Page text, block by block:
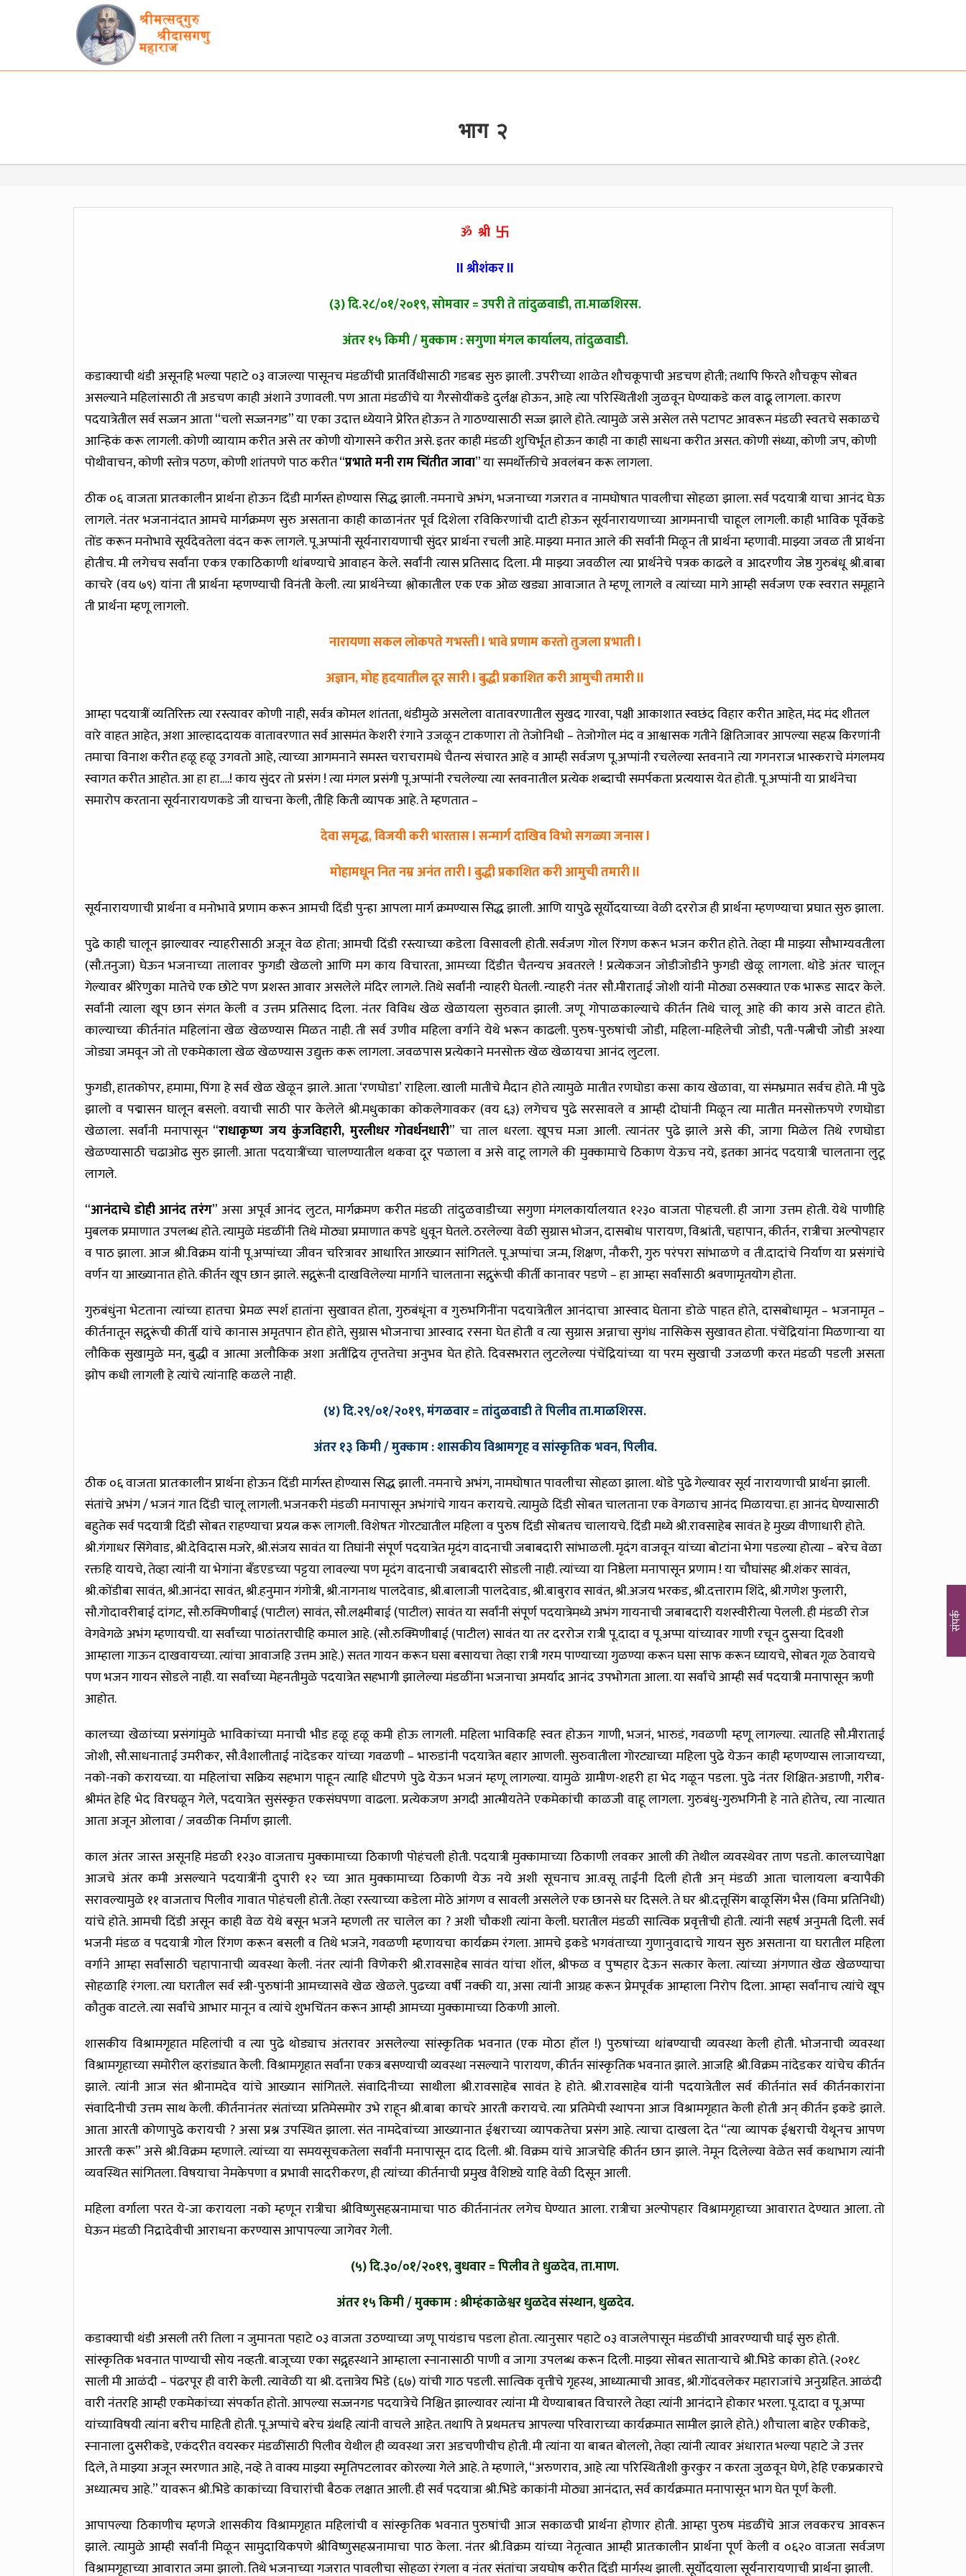
भाग २
ॐ श्री 卐
ll श्रीशंकर ll
(३) दि.२८/०१/२०१९, सोमवार = उपरी ते तांदुळवाडी, ता.माळशिरस.
अंतर १५ किमी / मुक्काम : सगुणा मंगल कार्यालय, तांदुळवाडी.
कडाक्याची थंडी असूनहि भल्या पहाटे ०३ वाजल्या पासूनच मंडळींची प्रातर्विधीसाठी गडबड सुरु झाली. उपरीच्या शाळेत शौचकूपाची अडचण होती; तथापि फिरते शौचकूप सोबत
असल्याने महिलांसाठी ती अडचण काही अंशाने उणावली. पण आता मंडळींचे या गैरसोयींकडे दुर्लक्ष होऊन, आहे त्या परिस्थितीशी जुळवून घेण्याकडे कल वाढू लागला. कारण
पदयात्रेतील सर्व सज्जन आता “चलो सज्जनगड” या एका उदात्त ध्येयाने प्रेरित होऊन ते गाठण्यासाठी सज्ज झाले होते. त्यामुळे जसे असेल तसे पटापट आवरून मंडळी स्वतःचे सकाळचे
आन्हिकं करू लागली. कोणी व्यायाम करीत असे तर कोणी योगासने करीत असे. इतर काही मंडळी शुचिर्भूत होऊन काही ना काही साधना करीत असत. कोणी संध्या, कोणी जप, कोणी
पोथीवाचन, कोणी स्तोत्र पठण, कोणी शांतपणे पाठ करीत “प्रभाते मनी राम चिंतीत जावा” या समर्थोक्तीचे अवलंबन करू लागला.
ठीक ०६ वाजता प्रातःकालीन प्रार्थना होऊन दिंडी मार्गस्त होण्यास सिद्ध झाली. नमनाचे अभंग, भजनाच्या गजरात व नामघोषात पावलीचा सोहळा झाला. सर्व पदयात्री याचा आनंद घेऊ
लागले. नंतर भजनानंदात आमचे मार्गक्रमण सुरु असताना काही काळानंतर पूर्व दिशेला रविकिरणांची दाटी होऊन सूर्यनारायणाच्या आगमनाची चाहूल लागली. काही भाविक पूर्वेकडे
तोंड करून मनोभावे सूर्यदेवतेला वंदन करू लागले. पू.अप्पांनी सूर्यनारायणाची सुंदर प्रार्थना रचली आहे. माझ्या मनात आले की सर्वांनी मिळून ती प्रार्थना म्हणावी. माझ्या जवळ ती प्रार्थना
होतीच. मी लगेचच सर्वांना एकत्र एकाठिकाणी थांबण्याचे आवाहन केले. सर्वांनी त्यास प्रतिसाद दिला. मी माझ्या जवळील त्या प्रार्थनेचे पत्रक काढले व आदरणीय जेष्ठ गुरुबंधू श्री.बाबा
काचरे (वय ७९) यांना ती प्रार्थना म्हणण्याची विनंती केली. त्या प्रार्थनेच्या श्लोकातील एक एक ओळ खड्या आवाजात ते म्हणू लागले व त्यांच्या मागे आम्ही सर्वजण एक स्वरात समूहाने
ती प्रार्थना म्हणू लागलो.
नारायणा सकल लोकपते गभस्ती l भावे प्रणाम करतो तुजला प्रभाती l
अज्ञान, मोह हृदयातील दूर सारी l बुद्धी प्रकाशित करी आमुची तमारी ll
आम्हा पदयात्रीं व्यतिरिक्त त्या रस्त्यावर कोणी नाही, सर्वत्र कोमल शांतता, थंडीमुळे असलेला वातावरणातील सुखद गारवा, पक्षी आकाशात स्वछंद विहार करीत आहेत, मंद मंद शीतल
वारे वाहत आहेत, अशा आल्हाददायक वातावरणात सर्व आसमंत केशरी रंगाने उजळून टाकणारा तो तेजोनिधी – तेजोगोल मंद व आश्वासक गतीने क्षितिजावर आपल्या सहस्र किरणांनी
तमाचा विनाश करीत हळू हळू उगवतो आहे, त्याच्या आगमनाने समस्त चराचरामधे चैतन्य संचारत आहे व आम्ही सर्वजण पू.अप्पांनी रचलेल्या स्तवनाने त्या गगनराज भास्कराचे मंगलमय
स्वागत करीत आहोत. आ हा हा….! काय सुंदर तो प्रसंग ! त्या मंगल प्रसंगी पू.अप्पांनी रचलेल्या त्या स्तवनातील प्रत्येक शब्दाची समर्पकता प्रत्ययास येत होती. पू.अप्पांनी या प्रार्थनेचा
समारोप करताना सूर्यनारायणकडे जी याचना केली, तीहि किती व्यापक आहे. ते म्हणतात –
देवा समृद्ध, विजयी करी भारतास l सन्मार्ग दाखिव विभो सगळ्या जनास l
मोहामधून नित नम्र अनंत तारी l बुद्धी प्रकाशित करी आमुची तमारी ll
सूर्यनारायणाची प्रार्थना व मनोभावे प्रणाम करून आमची दिंडी पुन्हा आपला मार्ग क्रमण्यास सिद्ध झाली. आणि यापुढे सूर्योदयाच्या वेळी दररोज ही प्रार्थना म्हणण्याचा प्रघात सुरु झाला.
पुढे काही चालून झाल्यावर न्याहरीसाठी अजून वेळ होता; आमची दिंडी रस्त्याच्या कडेला विसावली होती. सर्वजण गोल रिंगण करून भजन करीत होते. तेव्हा मी माझ्या सौभाग्यवतीला
(सौ.तनुजा) घेऊन भजनाच्या तालावर फुगडी खेळलो आणि मग काय विचारता, आमच्या दिंडीत चैतन्यच अवतरले ! प्रत्येकजन जोडीजोडीने फुगडी खेळू लागला. थोडे अंतर चालून
गेल्यावर श्रीरेणुका मातेचे एक छोटे पण प्रशस्त आवार असलेले मंदिर लागले. तिथे सर्वांनी न्याहरी घेतली. न्याहरी नंतर सौ.मीराताई जोशी यांनी मोठ्या ठसक्यात एक भारूड सादर केले.
सर्वांनी त्याला खूप छान संगत केली व उत्तम प्रतिसाद दिला. नंतर विविध खेळ खेळायला सुरुवात झाली. जणू गोपाळकाल्याचे कीर्तन तिथे चालू आहे की काय असे वाटत होते.
काल्याच्या कीर्तनांत महिलांना खेळ खेळण्यास मिळत नाही. ती सर्व उणीव महिला वर्गाने येथे भरून काढली. पुरुष-पुरुषांची जोडी, महिला-महिलेची जोडी, पती-पत्नीची जोडी अश्या
जोड्या जमवून जो तो एकमेकाला खेळ खेळण्यास उद्युक्त करू लागला. जवळपास प्रत्येकाने मनसोक्त खेळ खेळायचा आनंद लुटला.
फुगडी, हातकोपर, हमामा, पिंगा हे सर्व खेळ खेळून झाले. आता ‘रणघोडा’ राहिला. खाली मातीचे मैदान होते त्यामुळे मातीत रणघोडा कसा काय खेळावा, या संमभ्रमात सर्वच होते. मी पुढे
झालो व पद्मासन घालून बसलो. वयाची साठी पार केलेले श्री.मधुकाका कोकलेगावकर (वय ६३) लगेचच पुढे सरसावले व आम्ही दोघांनी मिळून त्या मातीत मनसोक्तपणे रणघोडा
खेळाला. सर्वांनी मनापासून “राधाकृष्ण जय कुंजविहारी, मुरलीधर गोवर्धनधारी” चा ताल धरला. खूपच मजा आली. त्यानंतर पुढे झाले असे की, जागा मिळेल तिथे रणघोडा
खेळण्यासाठी चढाओढ सुरु झाली. आता पदयात्रींच्या चालण्यातील थकवा दूर पळाला व असे वाटू लागले की मुक्कामाचे ठिकाण येऊच नये, इतका आनंद पदयात्री चालताना लुटू
लागले.
“आनंदाचे डोही आनंद तरंग” असा अपूर्व आनंद लुटत, मार्गक्रमण करीत मंडळी तांदुळवाडीच्या सगुणा मंगलकार्यालयात १२३० वाजता पोहचली. ही जागा उत्तम होती. येथे पाणीहि
मुबलक प्रमाणात उपलब्ध होते. त्यामुळे मंडळींनी तिथे मोठ्या प्रमाणात कपडे धुवून घेतले. ठरलेल्या वेळी सुग्रास भोजन, दासबोध पारायण, विश्रांती, चहापान, कीर्तन, रात्रीचा अल्पोपहार
व पाठ झाला. आज श्री.विक्रम यांनी पू.अप्पांच्या जीवन चरित्रावर आधारित आख्यान सांगितले. पू.अप्पांचा जन्म, शिक्षण, नौकरी, गुरु परंपरा सांभाळणे व ती.दादांचे निर्याण या प्रसंगांचे
वर्णन या आख्यानात होते. कीर्तन खूप छान झाले. सद्गुरूंनी दाखविलेल्या मार्गाने चालताना सद्गुरूंची कीर्ती कानावर पडणे – हा आम्हा सर्वांसाठी श्रवणामृतयोग होता.
गुरुबंधुंना भेटताना त्यांच्या हातचा प्रेमळ स्पर्श हातांना सुखावत होता, गुरुबंधूंना व गुरुभगिनींना पदयात्रेतील आनंदाचा आस्वाद घेताना डोळे पाहत होते, दासबोधामृत – भजनामृत –
कीर्तनातून सद्गुरूंची कीर्ती यांचे कानास अमृतपान होत होते, सुग्रास भोजनाचा आस्वाद रसना घेत होती व त्या सुग्रास अन्नाचा सुगंध नासिकेस सुखावत होता. पंचेंद्रियांना मिळणाऱ्या या
लौकिक सुखामुळे मन, बुद्धी व आत्मा अलौकिक अशा अतींद्रिय तृप्ततेचा अनुभव घेत होते. दिवसभरात लुटलेल्या पंचेंद्रियांच्या या परम सुखाची उजळणी करत मंडळी पडली असता
झोप कधी लागली हे त्यांचे त्यांनाहि कळले नाही.
(४) दि.२९/०१/२०१९, मंगळवार = तांदुळवाडी ते पिलीव ता.माळशिरस.
अंतर १३ किमी / मुक्काम : शासकीय विश्रामगृह व सांस्कृतिक भवन, पिलीव.
ठीक ०६ वाजता प्रातःकालीन प्रार्थना होऊन दिंडी मार्गस्त होण्यास सिद्ध झाली. नमनाचे अभंग, नामघोषात पावलीचा सोहळा झाला. थोडे पुढे गेल्यावर सूर्य नारायणाची प्रार्थना झाली.
संतांचे अभंग / भजनं गात दिंडी चालू लागली. भजनकरी मंडळी मनापासून अभंगांचे गायन करायचे. त्यामुळे दिंडी सोबत चालताना एक वेगळाच आनंद मिळायचा. हा आनंद घेण्यासाठी
बहुतेक सर्व पदयात्री दिंडी सोबत राहण्याचा प्रयत्न करू लागली. विशेषतः गोरट्यातील महिला व पुरुष दिंडी सोबतच चालायचे. दिंडी मध्ये श्री.रावसाहेब सावंत हे मुख्य वीणाधारी होते.
श्री.गंगाधर सिंगेवाड, श्री.देविदास मजरे, श्री.संजय सावंत या तिघांनी संपूर्ण पदयात्रेत मृदंग वादनाची जबाबदारी सांभाळली. मृदंग वाजवून यांच्या बोटांना भेगा पडल्या होत्या – बरेच वेळा
रक्तहि यायचे, तेव्हा त्यांनी या भेगांना बँडएडच्या पट्टया लावल्या पण मृदंग वादनाची जबाबदारी सोडली नाही. त्यांच्या या निष्ठेला मनापासून प्रणाम ! या चौघांसह श्री.शंकर सावंत,
श्री.कोंडीबा सावंत, श्री.आनंदा सावंत, श्री.हनुमान गंगोत्री, श्री.नागनाथ पालदेवाड, श्री.बालाजी पालदेवाड, श्री.बाबुराव सावंत, श्री.अजय भरकड, श्री.दत्ताराम शिंदे, श्री.गणेश फुलारी,
सौ.गोदावरीबाई दांगट, सौ.रुक्मिणीबाई (पाटील) सावंत, सौ.लक्ष्मीबाई (पाटील) सावंत या सर्वांनी संपूर्ण पदयात्रेमध्ये अभंग गायनाची जबाबदारी यशस्वीरीत्या पेलली. ही मंडळी रोज
वेगवेगळे अभंग म्हणायची. या सर्वांच्या पाठांतराचीहि कमाल आहे. (सौ.रुक्मिणीबाई (पाटील) सावंत या तर दररोज रात्री पू.दादा व पू.अप्पा यांच्यावर गाणी रचून दुसऱ्या दिवशी
आम्हाला गाऊन दाखवायच्या. त्यांचा आवाजहि उत्तम आहे.) सतत गायन करून घसा बसायचा तेव्हा रात्री गरम पाण्याच्या गुळण्या करून घसा साफ करून घ्यायचे, सोबत गूळ ठेवायचे
पण भजन गायन सोडले नाही. या सर्वांच्या मेहनतीमुळे पदयात्रेत सहभागी झालेल्या मंडळींना भजनाचा अमर्याद आनंद उपभोगता आला. या सर्वांचे आम्ही सर्व पदयात्री मनापासून ऋणी
आहोत.
कालच्या खेळांच्या प्रसंगांमुळे भाविकांच्या मनाची भीड हळू हळू कमी होऊ लागली. महिला भाविकहि स्वतः होऊन गाणी, भजनं, भारुडं, गवळणी म्हणू लागल्या. त्यातहि सौ.मीराताई
जोशी, सौ.साधनाताई उमरीकर, सौ.वैशालीताई नांदेडकर यांच्या गवळणी – भारुडांनी पदयात्रेत बहार आणली. सुरुवातीला गोरट्याच्या महिला पुढे येऊन काही म्हणण्यास लाजायच्या,
नको-नको करायच्या. या महिलांचा सक्रिय सहभाग पाहून त्याहि धीटपणे पुढे येऊन भजनं म्हणू लागल्या. यामुळे ग्रामीण-शहरी हा भेद गळून पडला. पुढे नंतर शिक्षित-अडाणी, गरीब-
श्रीमंत हेहि भेद विरघळून गेले, पदयात्रेत सुसंस्कृत एकसंघपणा वाढला. प्रत्येकजण अगदी आत्मीयतेने एकमेकांची काळजी वाहू लागला. गुरुबंधु-गुरुभगिनी हे नाते होतेच, त्या नात्यात
आता अजून ओलावा / जवळीक निर्माण झाली.
काल अंतर जास्त असूनहि मंडळी १२३० वाजताच मुक्कामाच्या ठिकाणी पोहंचली होती. पदयात्री मुक्कामाच्या ठिकाणी लवकर आली की तेथील व्यवस्थेवर ताण पडतो. कालच्यापेक्षा
आजचे अंतर कमी असल्याने पदयात्रींनी दुपारी १२ च्या आत मुक्कामाच्या ठिकाणी येऊ नये अशी सूचनाच आ.वसू ताईंनी दिली होती अन् मंडळी आता चालायला बऱ्यापैकी
सरावल्यामुळे ११ वाजताच पिलीव गावात पोहंचली होती. तेव्हा रस्त्याच्या कडेला मोठे आंगण व सावली असलेले एक छानसे घर दिसले. ते घर श्री.दत्तूसिंग बाळूसिंग भैस (विमा प्रतिनिधी)
यांचे होते. आमची दिंडी असून काही वेळ येथे बसून भजने म्हणली तर चालेल का ? अशी चौकशी त्यांना केली. घरातील मंडळी सात्विक प्रवृत्तीची होती. त्यांनी सहर्ष अनुमती दिली. सर्व
भजनी मंडळ व पदयात्री गोल रिंगण करून बसली व तिथे भजने, गवळणी म्हणायचा कार्यक्रम रंगला. आमचे इकडे भगवंताच्या गुणानुवादाचे गायन सुरु असताना या घरातील महिला
वर्गाने आम्हा सर्वांसाठी चहापानाची व्यवस्था केली. नंतर त्यांनी विणेकरी श्री.रावसाहेब सावंत यांचा शॉल, श्रीफळ व पुष्पहार देऊन सत्कार केला. त्यांच्या अंगणात खेळ खेळण्याचा
सोहळाहि रंगला. त्या घरातील सर्व स्त्री-पुरुषांनी आमच्यासवे खेळ खेळले. पुढच्या वर्षी नक्की या, असा त्यांनी आग्रह करून प्रेमपूर्वक आम्हाला निरोप दिला. आम्हा सर्वांनाच त्यांचे खूप
कौतुक वाटले. त्या सर्वांचे आभार मानून व त्यांचे शुभचिंतन करून आम्ही आमच्या मुक्कामाच्या ठिकणी आलो.
शासकीय विश्रामगृहात महिलांची व त्या पुढे थोड्याच अंतरावर असलेल्या सांस्कृतिक भवनात (एक मोठा हॉल !) पुरुषांच्या थांबण्याची व्यवस्था केली होती. भोजनाची व्यवस्था
विश्रामगृहाच्या समोरील व्हरांड्यात केली. विश्रामगृहात सर्वांना एकत्र बसण्याची व्यवस्था नसल्याने पारायण, कीर्तन सांस्कृतिक भवनात झाले. आजहि श्री.विक्रम नांदेडकर यांचेच कीर्तन
झाले. त्यांनी आज संत श्रीनामदेव यांचे आख्यान सांगितले. संवादिनीच्या साथीला श्री.रावसाहेब सावंत हे होते. श्री.रावसाहेब यांनी पदयात्रेतील सर्व कीर्तनांत सर्व कीर्तनकारांना
संवादिनीची उत्तम साथ केली. कीर्तनानंतर संतांच्या प्रतिमेसमोर उभे राहून श्री.बाबा काचरे आरती करायचे. त्या प्रतिमेची स्थापना आज विश्रामगृहात केली होती अन् कीर्तन इकडे झाले.
आता आरती कोणापुढे करायची ? असा प्रश्न उपस्थित झाला. संत नामदेवांच्या आख्यानात ईश्वराच्या व्यापकतेचा प्रसंग आहे. त्याचा दाखला देत “त्या व्यापक ईश्वराची येथूनच आपण
आरती करू” असे श्री.विक्रम म्हणाले. त्यांच्या या समयसूचकतेला सर्वांनी मनापासून दाद दिली. श्री. विक्रम यांचे आजचेहि कीर्तन छान झाले. नेमून दिलेल्या वेळेत सर्व कथाभाग त्यांनी
व्यवस्थित सांगितला. विषयाचा नेमकेपणा व प्रभावी सादरीकरण, ही त्यांच्या कीर्तनाची प्रमुख वैशिष्ट्ये याहि वेळी दिसून आली.
महिला वर्गाला परत ये-जा करायला नको म्हणून रात्रीचा श्रीविष्णुसहस्रनामाचा पाठ कीर्तनानंतर लगेच घेण्यात आला. रात्रीचा अल्पोपहार विश्रामगृहाच्या आवारात देण्यात आला. तो
घेऊन मंडळी निद्रादेवीची आराधना करण्यास आपापल्या जागेवर गेली.
(५) दि.३०/०१/२०१९, बुधवार = पिलीव ते धुळदेव, ता.माण.
अंतर १५ किमी / मुक्काम : श्रीम्हंकाळेश्वर धुळदेव संस्थान, धुळदेव.
कडाक्याची थंडी असली तरी तिला न जुमानता पहाटे ०३ वाजता उठण्याच्या जणू पायंडाच पडला होता. त्यानुसार पहाटे ०३ वाजलेपासून मंडळींची आवरण्याची घाई सुरु होती.
सांस्कृतिक भवनात पाण्याची सोय नव्हती. बाजूच्या एका सद्गृहस्थाने आम्हाला स्नानासाठी पाणी व जागा उपलब्ध करून दिली. माझ्या सोबत साताऱ्याचे श्री.भिडे काका होते. (२०१८
साली मी आळंदी – पंढरपूर ही वारी केली. त्यावेळी या श्री. दत्तात्रेय भिडे (६७) यांची गाठ पडली. सात्विक वृत्तीचे गृहस्थ, आध्यात्माची आवड, श्री.गोंदवलेकर महाराजांचे अनुग्रहित. आळंदी
वारी नंतरहि आम्ही एकमेकांच्या संपर्कात होतो. आपल्या सज्जनगड पदयात्रेचे निश्चित झाल्यावर त्यांना मी येण्याबाबत विचारले तेव्हा त्यांनी आनंदाने होकार भरला. पू.दादा व पू.अप्पा
यांच्याविषयी त्यांना बरीच माहिती होती. पू.अप्पांचे बरेच ग्रंथहि त्यांनी वाचले आहेत. तथापि ते प्रथमतःच आपल्या परिवाराच्या कार्यक्रमात सामील झाले होते.) शौचाला बाहेर एकीकडे,
स्नानाला दुसरीकडे, एकंदरीत वयस्कर मंडळींसाठी पिलीव येथील ही व्यवस्था जरा अडचणीचीच होती. मी त्यांना या बाबत बोललो, तेव्हा त्यांनी त्यावर अंधारात भल्या पहाटे जे उत्तर
दिले, ते माझ्या अजून स्मरणात आहे, नव्हे ते वाक्य माझ्या स्मृतिपटलावर कोरल्या गेले आहे. ते म्हणाले, “अरुणराव, आहे त्या परिस्थितीशी कुरकुर न करता जुळवून घेणे, हेहि एकप्रकारचे
अध्यात्मच आहे.” यावरून श्री.भिडे काकांच्या विचारांची बैठक लक्षात आली. ही सर्व पदयात्रा श्री.भिडे काकांनी मोठ्या आनंदात, सर्व कार्यक्रमात मनापासून भाग घेत पूर्ण केली.
आपापल्या ठिकाणीच म्हणजे शासकीय विश्रामगृहात महिलांची व सांस्कृतिक भवनात पुरुषांची आज सकाळची प्रार्थना होणार होती. आम्हा पुरुष मंडळींचे आज लवकरच आवरून
झाले. त्यामुळे आम्ही सर्वांनी मिळून सामुदायिकपणे श्रीविष्णुसहस्रनामाचा पाठ केला. नंतर श्री.विक्रम यांच्या नेतृत्वात आम्ही प्रातःकालीन प्रार्थना पूर्ण केली व ०६२० वाजता सर्वजण
विश्रामगृहाच्या आवारात जमा झालो. तिथे भजनाच्या गजरात पावलीचा सोहळा रंगला व नंतर संतांचा जयघोष करीत दिंडी मार्गस्थ झाली. सूर्योदयाला सूर्यनारायणाची प्रार्थना झाली.
संपर्क